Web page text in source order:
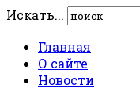
Искать...
Главная
О сайте
Новости